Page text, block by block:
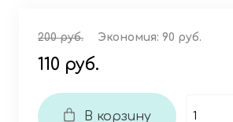
200 руб. Экономия: 90 руб.
110 руб.
В корзину